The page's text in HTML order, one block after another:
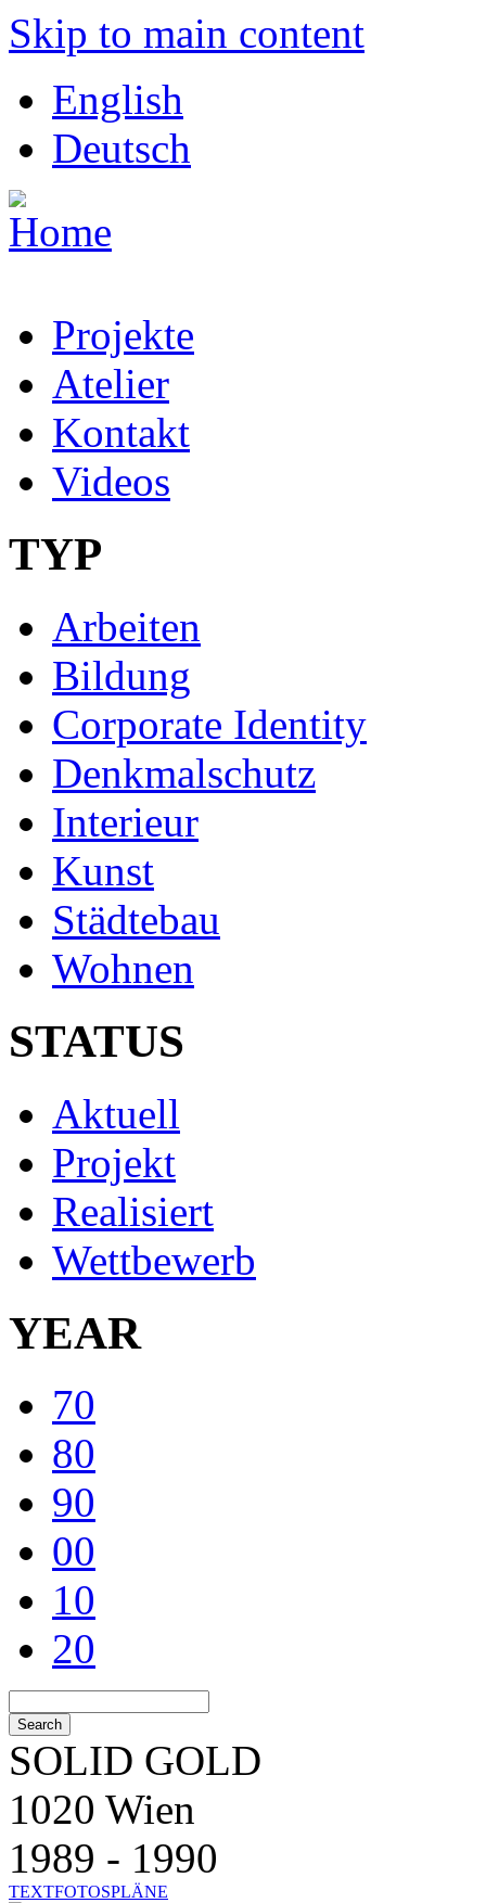
Skip to main content
English
Deutsch
Projekte
Atelier
Kontakt
Videos
TYP
Arbeiten
Bildung
Corporate Identity
Denkmalschutz
Interieur
Kunst
Städtebau
Wohnen
STATUS
Aktuell
Projekt
Realisiert
Wettbewerb
YEAR
70
80
90
00
10
20
SOLID GOLD
1020 Wien
1989 - 1990
TEXTFOTOSPLÄNE